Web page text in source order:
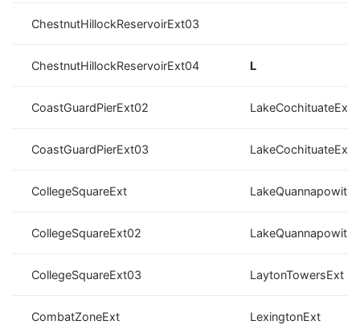
ChestnutHillockReservoirExt03
ChestnutHillockReservoirExt04 L
CoastGuardPierExt02 LakeCochituateExt
CoastGuardPierExt03
CollegeSquareExt
CollegeSquareExt02
CollegeSquareExt03 LaytonTowersExt
CombatZoneExt LexingtonExt